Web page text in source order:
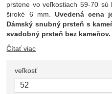
prstene vo veľkostiach 59-70 sú
široké 6 mm. Uvedená cena
Dámský snubný prsteň s
svadobný prsteň bez kameňov.
Čítať viac
Zvoľte variant
veľkosť